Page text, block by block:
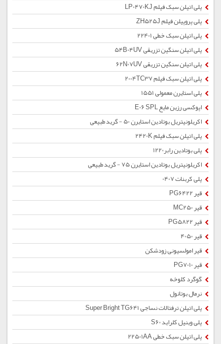
پلی اتیلن سبک فیلم LP0470KJ
پلی پروپیلن فیلم ZH525J
پلی اتیلن سبک خطی 22401
پلی اتیلن سنگین تزریقی 54B04UV
پلی اتیلن سنگین تزریقی 62N07UV
پلی اتیلن سبک فیلم 2004TC37
پلی استایرن معمولی 1551
اپوکسی رزین مایع E06 SPL
اکریلونیتریل بوتادین استایرن 50 - گرید طبیعی
پلی اتیلن سبک فیلم 2420K
پلی بوتادین رابر1220
اکریلونیتریل بوتادین استایرن 75 - گرید طبیعی
پلی کربنات 0407
قیر PG6422
قیر MC250
قیر PG5822
قیر 4050
قیر امولسیونی زودشکن
قیر PG7010
گوگرد کلوخه
نرمال بوتانول
پلی اتیلن ترفتالات نساجی Super Bright TG641
پلی وینیل کلراید S60
پلی اتیلن سبک خطی 22501AA